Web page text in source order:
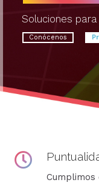
Soluciones
Conócenos